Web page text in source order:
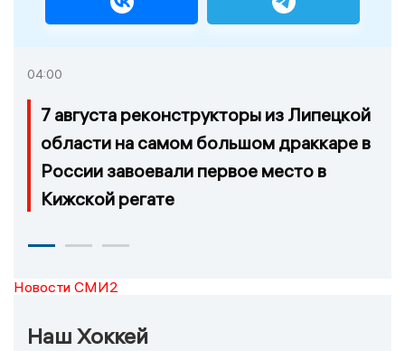
04:00
7 августа реконструкторы из Липецкой
области на самом большом драккаре в
России завоевали первое место в
Кижской регате
Новости СМИ2
Наш Хоккей